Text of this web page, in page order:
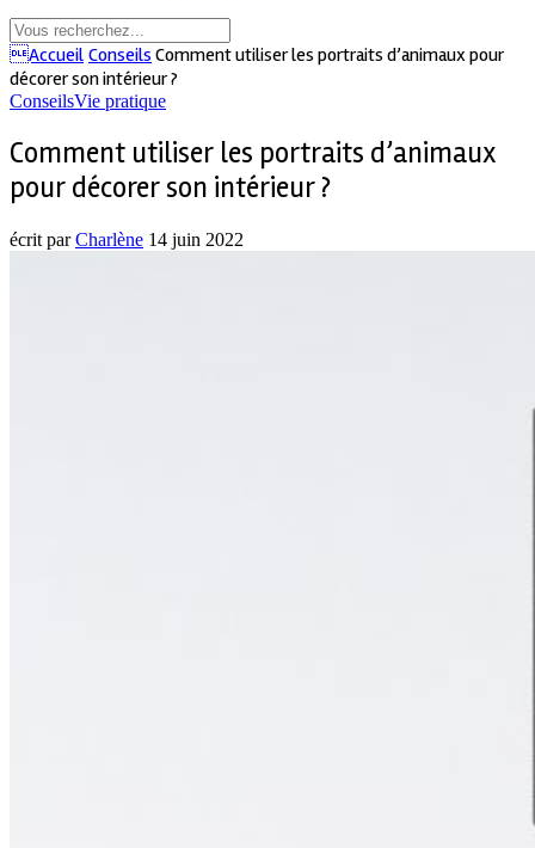
Accueil Conseils Comment utiliser les portraits d’animaux pour
décorer son intérieur ?
ConseilsVie pratique
Comment utiliser les portraits d’animaux
pour décorer son intérieur ?
écrit parCharlène 14 juin 2022